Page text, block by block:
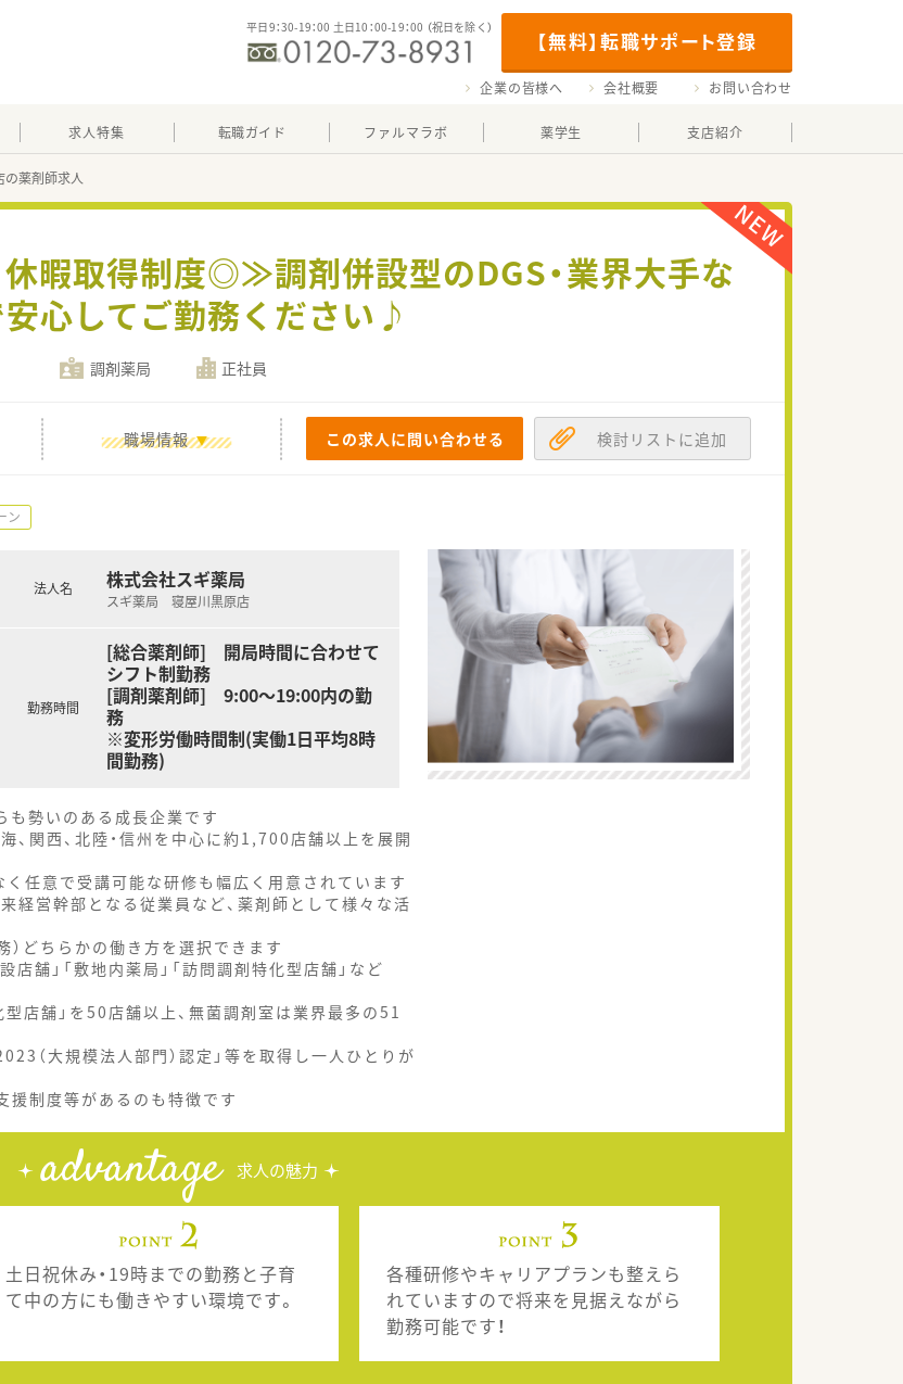
【無料】転職サポート登録
平日9：30-19：00 土日10：00-19：00 （祝日を除く）
企業の皆様へ 会社概要 お問い合わせ
求人特集 転職ガイド ファルマラボ 薬学生 支店紹介
薬剤師求人
休暇取得制度◎≫調剤併設型のDGS・業界大手な
心してご勤務ください♪
調剤薬局 正社員
職場情報 この求人に問い合わせる 検討リストに追加
ン
法人名 株式会社スギ薬局
スギ薬局 寝屋川黒原店
勤務時間
[総合薬剤師] 開局時間に合わせて
シフト制勤務
[調剤薬剤師] 9:00～19:00内の勤
務
※変形労働時間制(実働1日平均8時
間勤務)
勢いのある成長企業です
関西、北陸・信州を中心に約1,700店舗以上を展開
任意で受講可能な研修も幅広く用意されています
経営幹部となる従業員など、薬剤師として様々な活
）どちらかの働き方を選択できます
舗」「敷地内薬局」「訪問調剤特化型店舗」など
店舗」を50店舗以上、無菌調剤室は業界最多の51
（大規模法人部門）認定」等を取得し一人ひとりが
援制度等があるのも特徴です
advantage 求人の魅力
土日祝休み・19時までの勤務と子育
て中の方にも働きやすい環境です。
各種研修やキャリアプランも整えら
れていますので将来を見据えながら
勤務可能です！